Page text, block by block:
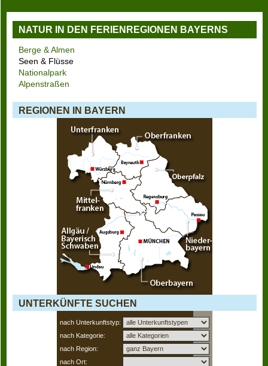
NATUR IN DEN FERIENREGIONEN BAYERNS
Berge & Almen
Seen & Flüsse
Nationalpark
Alpenstraßen
REGIONEN IN BAYERN
UNTERKÜNFTE SUCHEN
nach Unterkunftstyp:
nach Kategorie:
nach Region:
nach Ort: